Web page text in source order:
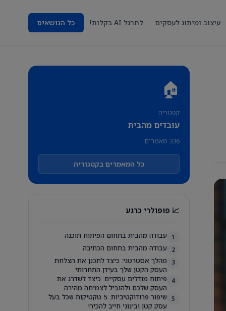
עיצוב ומיתוג לעסקים לתרגל AI בקלות! כל הנושאים
🏠
קטגוריה
עובדים מהבית
336 מאמרים
כל המאמרים בקטגוריה
📈 פופולרי כרגע
1 עבודה מהבית בתחום הפיתוח תוכנה
2 עבודה מהבית בתחום הכתיבה
3
מהלך אסטרטגי: כיצד לתכנן את הצלחת
העסק הקטן שלך בעידן התחרותי
4
פיתוח מודלים עסקיים: כיצד לשדרג את
העסק שלכם ולהוביל לצמיחה מהירה
5
שיפור פרודוקטיביות: 5 טקטיקות שכל בעל
עסק קטן ובינוני חייב להכיר!